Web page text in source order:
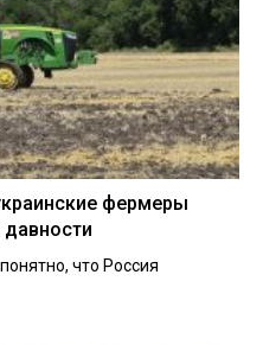
фермеры
что Россия